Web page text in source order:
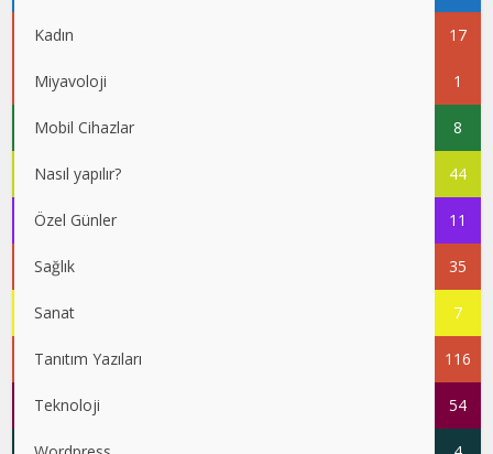
Kadın 17
Miyavoloji 1
Mobil Cihazlar 8
Nasıl yapılır? 44
Özel Günler 11
Sağlık 35
Sanat 7
Tanıtım Yazıları 116
Teknoloji 54